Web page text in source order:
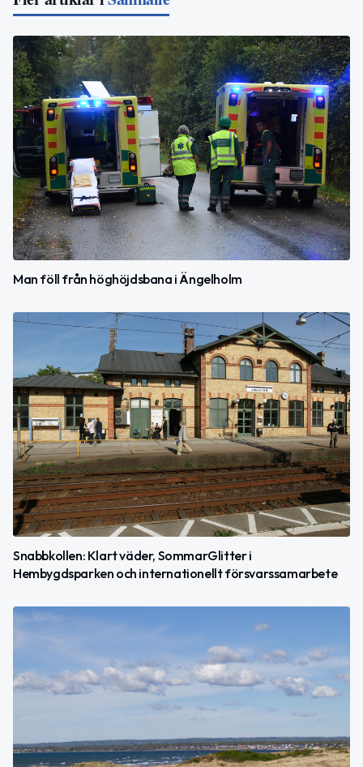
Man föll från höghöjdsbana i Ängelholm
Snabbkollen: Klart väder, SommarGlitter i
Hembygdsparken och internationellt försvarssamarbete